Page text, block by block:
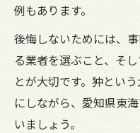
例もあります。
後悔しないためには、
る業者を選ぶこと、そ
とが大切です。狆とい
にしながら、愛知県東
いましょう。